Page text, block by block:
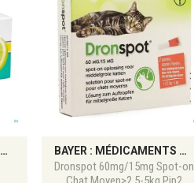
BAYER : MÉDICAMENTS CONTRE LA DOULEUR, TROUBLES DIGESTIFS, INFECTIONS ET COMPLÉMENTS SANTÉ BAYER : MÉDICAMENTS CONTRE LA DOULEUR, TROUBLES DIGESTIFS, INFECTIONS ET COMPLÉMENTS SANTÉ
Dronspot 60mg/15mg Spot-on